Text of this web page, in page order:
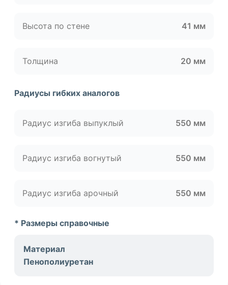
Высота по стене 41 мм
Толщина 20 мм
Радиусы гибких аналогов
Радиус изгиба выпуклый 550 мм
Радиус изгиба вогнутый 550 мм
Радиус изгиба арочный 550 мм
* Размеры справочные
Материал
Пенополиуретан